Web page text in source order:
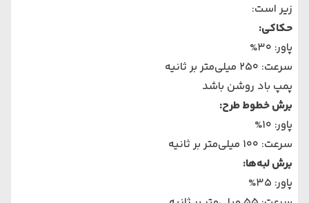
زیر است:
حکاکی:
پاور: 30%
سرعت: 250 میلی‌متر بر ثانیه
پمپ باد روشن باشد
برش خطوط طرح:
پاور: 10%
سرعت: 100 میلی‌متر بر ثانیه
برش لبه‌ها:
پاور: 35%